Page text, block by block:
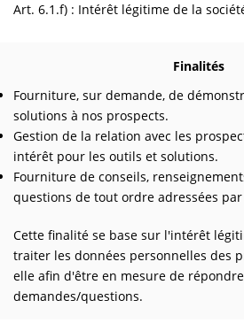
Art. 6.1.f) : Intérêt légitime de la
Finalités
Fourniture, sur demande, de
solutions à nos prospects.
Gestion de la relation avec les
intérêt pour les outils et solutions.
Fourniture de conseils,
questions de tout ordre adressées
Cette finalité se base sur l'intérêt
traiter les données personnelles des
elle afin d'être en mesure de
demandes/questions.